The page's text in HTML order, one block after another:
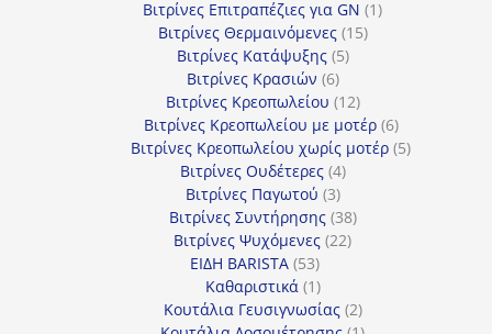
προϊόν
Βιτρίνες Επιτραπέζιες για GN 11
Βιτρίνες Θερμαινόμενες 1515
Βιτρίνες Κατάψυξης 55
Βιτρίνες Κρασιών 66
προϊόντα
Βιτρίνες Κρεοπωλείου 1212
προϊόντα
Βιτρίνες Κρεοπωλείου με μοτέρ 66
προϊόντα
Βιτρίνες Κρεοπωλείου χωρίς μοτέρ 55
Βιτρίνες Ουδέτερες 44
προϊόντα
Βιτρίνες Παγωτού 33
προϊόντα
Βιτρίνες Συντήρησης 3838
προϊόντα
Βιτρίνες Ψυχόμενες 2222
ΕΙΔΗ BARISTA 5353
προϊόντα
Καθαριστικά 11
προϊόν
Κουτάλια Γευσιγνωσίας 22